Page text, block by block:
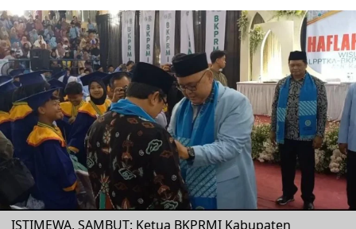
ISTIMEWA, SAMBUT: Ketua BKPRMI Kabupaten